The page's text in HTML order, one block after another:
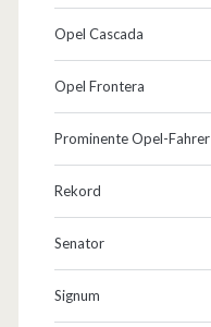
Opel Cascada
Opel Frontera
Prominente Opel-Fahrer
Rekord
Senator
Signum